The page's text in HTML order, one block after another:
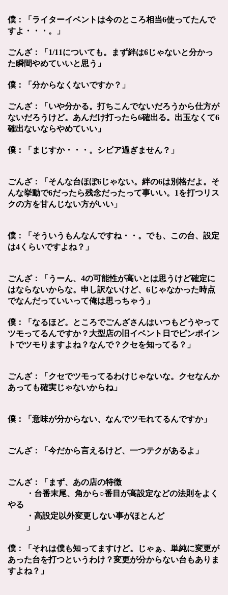
僕：「ライターイベントは今のところ相当6使ってたんで
すよ・・・。」
ごんざ：「1/11についても。まず絆は6じゃないと分かっ
た瞬間やめていいと思う」
僕：「分からなくないですか？」
ごんざ：「いや分かる。打ちこんでないだろうから仕方が
ないだろうけど。 あんだけ打ったら6確出る。出玉なくて6
確出ないならやめていい」
僕：「まじすか・・・。シビア過ぎません？」
ごんざ：「そんな台ほぼ6じゃない。絆の6は別格だよ。 そ
んな挙動で6だったら残念だったって事いい。1を打つリス
クの方を甘んじない方がいい」
僕：「そういうもんなんですね・・。でも、この台、設定
は4くらいですよね？」
ごんざ：「うーん、4の可能性が高いとは思うけど確定に
はならないからな。 申し訳ないけど、6じゃなかった時点
でなんだっていいって俺は思っちゃう」
僕：「なるほど。ところでごんざさんはいつもどうやって
ツモってるんですか？大型店の旧イベント日でピンポイン
トでツモりますよね？なんで？クセを知ってる？」
ごんざ：「クセでツモってるわけじゃないな。クセなんか
あっても確実じゃないからね」
僕：「意味が分からない、なんでツモれてるんですか」
ごんざ：「今だから言えるけど、一つテクがあるよ」
ごんざ：「まず、あの店の特徴
・台番末尾、角から○番目が高設定などの法則をよく
やる
・高設定以外変更しない事がほとんど
」
僕：「それは僕も知ってますけど。じゃぁ、単純に変更が
あった台を打つというわけ？変更が分からない台もありま
すよね？」